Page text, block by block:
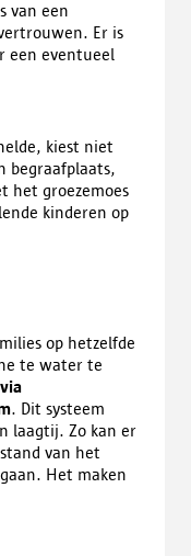
van een
Er is
een eventueel
kiest niet
begraafplaats,
het groezemoes
kinderen op
op hetzelfde
te water te
. Dit systeem
laagtij. Zo kan er
van het
Het maken